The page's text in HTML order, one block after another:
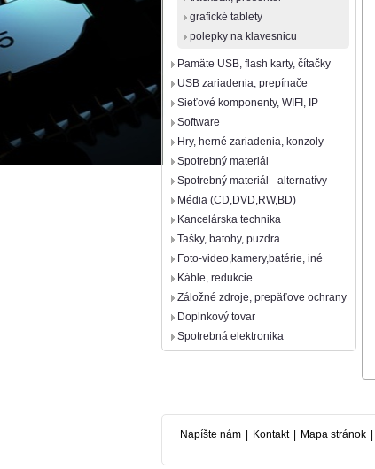
grafické tablety
polepky na klavesnicu
Pamäte USB, flash karty, čítačky
USB zariadenia, prepínače
Sieťové komponenty, WIFI, IP
Software
Hry, herné zariadenia, konzoly
Spotrebný materiál
Spotrebný materiál - alternatívy
Média (CD,DVD,RW,BD)
Kancelárska technika
Tašky, batohy, puzdra
Foto-video,kamery,batérie, iné
Káble, redukcie
Záložné zdroje, prepäťove ochrany
Doplnkový tovar
Spotrebná elektronika
Napíšte nám | Kontakt | Mapa stránok |